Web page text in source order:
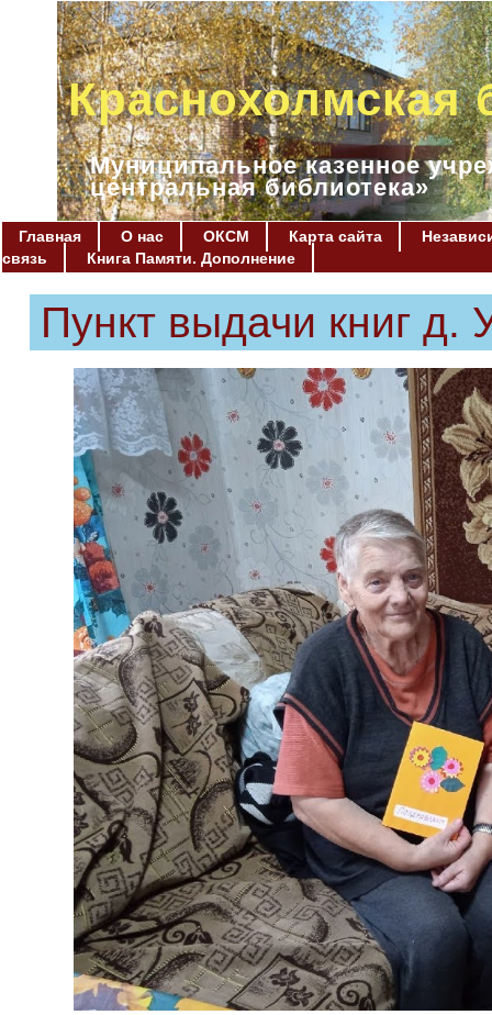
Краснохолмская
Муниципальное казенное
центральная библиотека»
Главная О нас ОКСМ Карта сайта
связь
Книга Памяти. Дополнение
Пункт выдачи книг